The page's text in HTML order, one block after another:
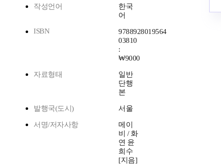
작성언어
한국
어
ISBN
9788928019564
03810
:
₩9000
자료형태
일반
단행
본
발행국(도시) 서울
서명/저자사항
메이
비 / 화
연 윤
희수
[지음]